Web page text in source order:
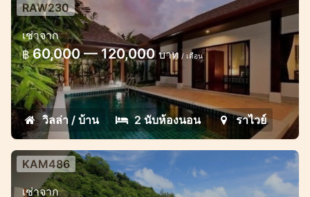
2 bedroom private pool villa
Excellent 2 bedroom/2 bathroom villa
located between Rawai and Naiharn
beaches for short and long term rent
RAW230
เช่าจาก
฿ 60,000 — 120,000บาท / เดือน
วิลล่า / บ้าน 2 นับห้องนอน ราไวย์
Fantastic 6 Bedroom seaview villa
KAM486
เช่าจาก